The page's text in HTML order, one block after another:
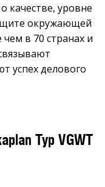
качестве, уровне
окружающей
в 70 странах и
успех делового
Typ VGWT